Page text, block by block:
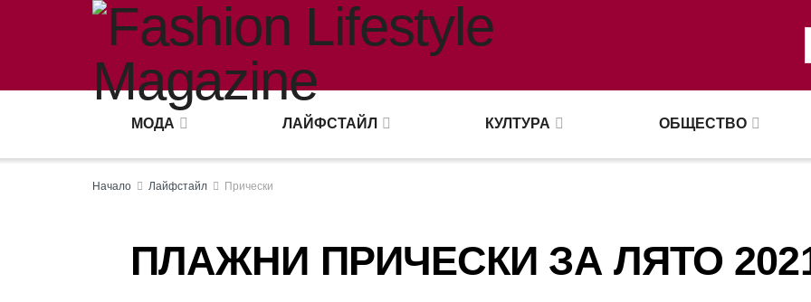
МОДА ЛАЙФСТАЙЛ КУЛТУРА ОБЩЕСТВО
Начало Лайфстайл Прически
ПЛАЖНИ ПРИЧЕСКИ ЗА ЛЯТО